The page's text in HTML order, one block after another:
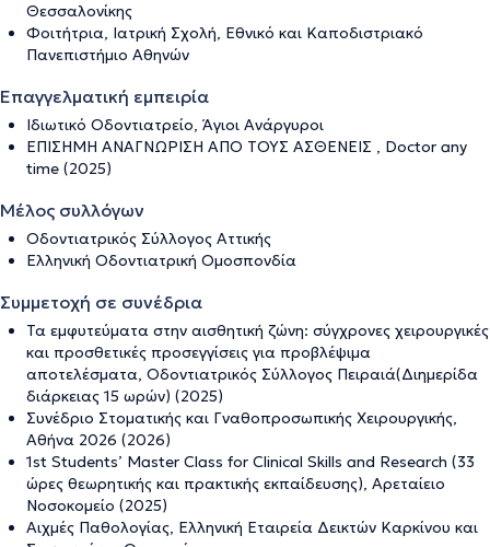
Θεσσαλονίκης
Φοιτήτρια, Ιατρική Σχολή, Εθνικό και Καποδιστριακό
Πανεπιστήμιο Αθηνών
Επαγγελματική εμπειρία
Ιδιωτικό Οδοντιατρείο, Άγιοι Ανάργυροι
ΕΠΙΣΗΜΗ ΑΝΑΓΝΩΡΙΣΗ ΑΠΟ ΤΟΥΣ ΑΣΘΕΝΕΙΣ , Doctor any
time (2025)
Μέλος συλλόγων
Οδοντιατρικός Σύλλογος Αττικής
Ελληνική Οδοντιατρική Ομοσπονδία
Συμμετοχή σε συνέδρια
Τα εμφυτεύματα στην αισθητική ζώνη: σύγχρονες χειρουργικές
και προσθετικές προσεγγίσεις για προβλέψιμα
αποτελέσματα, Οδοντιατρικός Σύλλογος Πειραιά(Διημερίδα
διάρκειας 15 ωρών) (2025)
Συνέδριο Στοματικής και Γναθοπροσωπικής Χειρουργικής,
Αθήνα 2026 (2026)
1st Students’ Master Class for Clinical Skills and Research (33
ώρες θεωρητικής και πρακτικής εκπαίδευσης), Αρεταίειο
Νοσοκομείο (2025)
Αιχμές Παθολογίας, Ελληνική Εταιρεία Δεικτών Καρκίνου και